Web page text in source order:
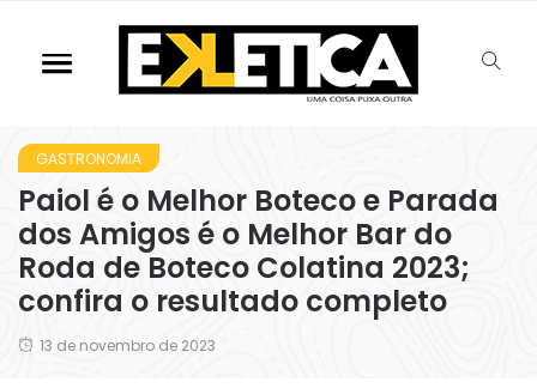
GASTRONOMIA
Paiol é o Melhor Boteco e Parada
dos Amigos é o Melhor Bar do
Roda de Boteco Colatina 2023;
confira o resultado completo
13 de novembro de 2023